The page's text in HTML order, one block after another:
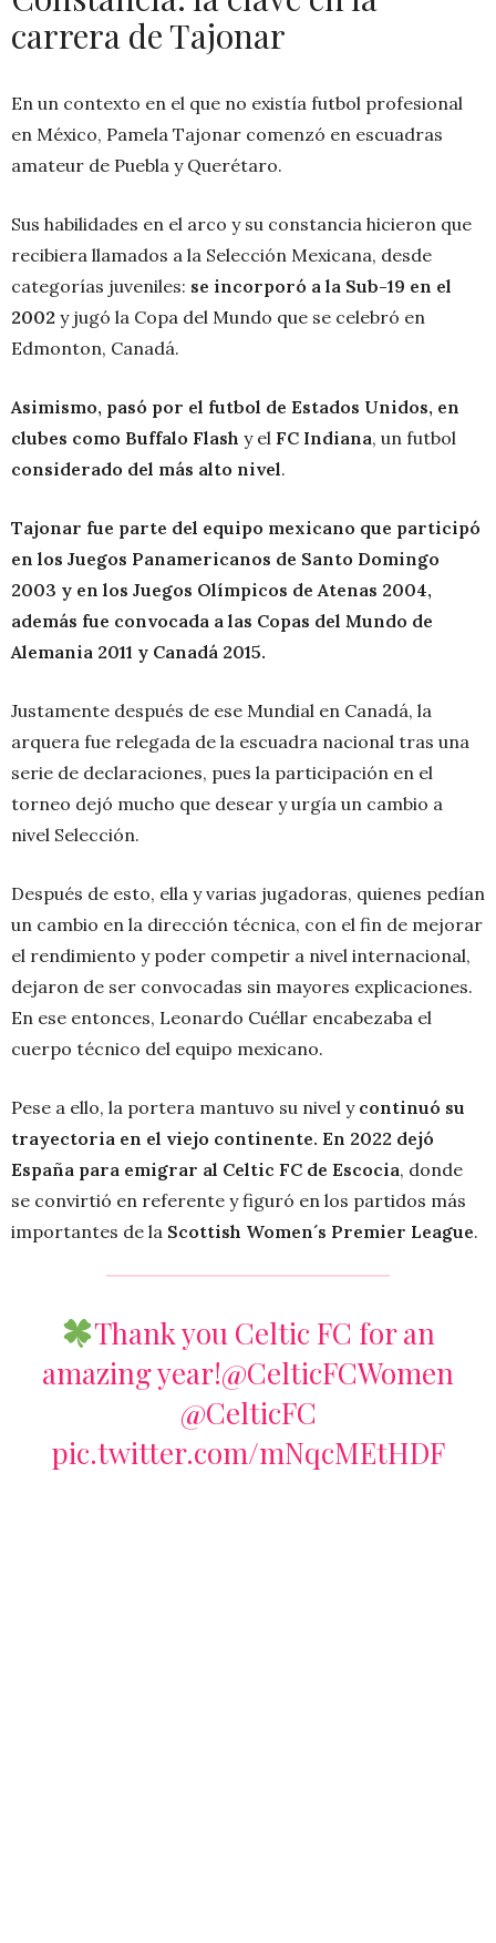
carrera de Tajonar
En un contexto en el que no existía futbol profesional
en México, Pamela Tajonar comenzó en escuadras
amateur de Puebla y Querétaro.
Sus habilidades en el arco y su constancia hicieron que
recibiera llamados a la Selección Mexicana, desde
categorías juveniles: se incorporó a la Sub-19 en el
2002 y jugó la Copa del Mundo que se celebró en
Edmonton, Canadá.
Asimismo, pasó por el futbol de Estados Unidos, en
clubes como Buffalo Flash y el FC Indiana, un futbol
considerado del más alto nivel.
Tajonar fue parte del equipo mexicano que participó
en los Juegos Panamericanos de Santo Domingo
2003 y en los Juegos Olímpicos de Atenas 2004,
además fue convocada a las Copas del Mundo de
Alemania 2011 y Canadá 2015.
Justamente después de ese Mundial en Canadá, la
arquera fue relegada de la escuadra nacional tras una
serie de declaraciones, pues la participación en el
torneo dejó mucho que desear y urgía un cambio a
nivel Selección.
Después de esto, ella y varias jugadoras, quienes pedían
un cambio en la dirección técnica, con el fin de mejorar
el rendimiento y poder competir a nivel internacional,
dejaron de ser convocadas sin mayores explicaciones.
En ese entonces, Leonardo Cuéllar encabezaba el
cuerpo técnico del equipo mexicano.
Pese a ello, la portera mantuvo su nivel y continuó su
trayectoria en el viejo continente. En 2022 dejó
España para emigrar al Celtic FC de Escocia, donde
se convirtió en referente y figuró en los partidos más
importantes de la Scottish Women´s Premier League.
Thank you Celtic FC for an
amazing year!@CelticFCWomen
@CelticFC
pic.twitter.com/mNqcMEtHDF